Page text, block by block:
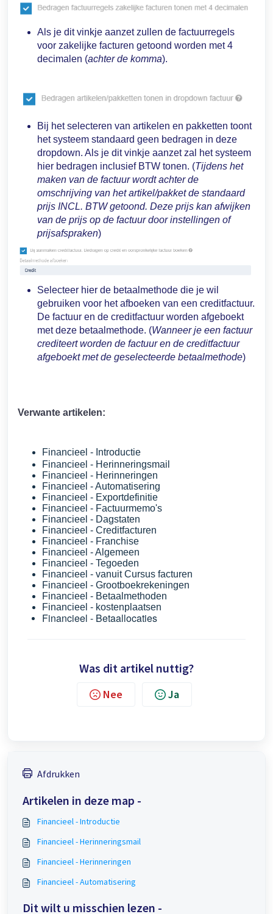
Als je dit vinkje aanzet zullen de factuurregels
voor zakelijke facturen getoond worden met 4
decimalen (achter de komma).
Bij het selecteren van artikelen en pakketten toont
het systeem standaard geen bedragen in deze
dropdown. Als je dit vinkje aanzet zal het systeem
hier bedragen inclusief BTW tonen. (Tijdens het
maken van de factuur wordt achter de
omschrijving van het artikel/pakket de standaard
prijs INCL. BTW getoond. Deze prijs kan afwijken
van de prijs op de factuur door instellingen of
prijsafspraken)
Selecteer hier de betaalmethode die je wil
gebruiken voor het afboeken van een creditfactuur.
De factuur en de creditfactuur worden afgeboekt
met deze betaalmethode. (Wanneer je een factuur
crediteert worden de factuur en de creditfactuur
afgeboekt met de geselecteerde betaalmethode)
Verwante artikelen:
Financieel - Introductie
Financieel - Herinneringsmail
Financieel - Herinneringen
Financieel - Automatisering
Financieel - Exportdefinitie
Financieel - Factuurmemo's
Financieel - Dagstaten
Financieel - Creditfacturen
Financieel - Franchise
Financieel - Algemeen
Financieel - Tegoeden
Financieel - vanuit Cursus facturen
Financieel - Grootboekrekeningen
Financieel - Betaalmethoden
Financieel - kostenplaatsen
Financieel - Betaallocaties
Was dit artikel nuttig?
Nee Ja
Afdrukken
Artikelen in deze map -
Financieel - Introductie
Financieel - Herinneringsmail
Financieel - Herinneringen
Financieel - Automatisering
Dit wilt u misschien lezen -